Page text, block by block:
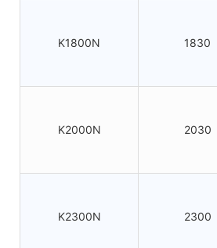
K1800N 1830
K2000N 2030
K2300N 2300